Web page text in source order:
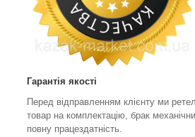
Гарантія якості
Перед відправленням клієнту ми
товар на комплектацію, брак
повну працездатність.